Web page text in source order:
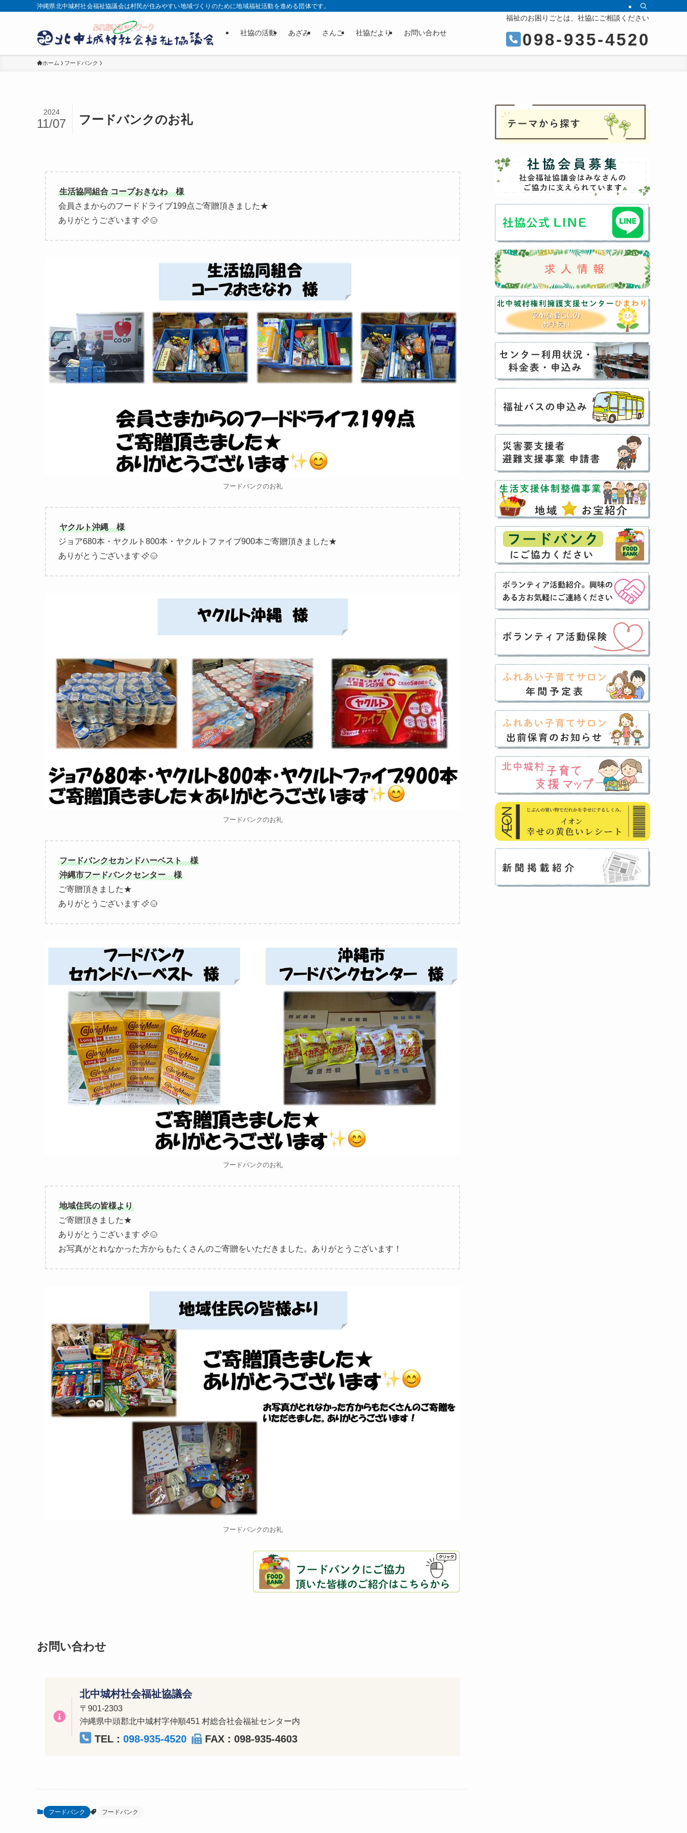
沖縄県北中城村社会福祉協議会は村民が住みやすい地域づくりのために地域福祉活動を進める団体です。
社協の活動 あざみ さんご 社協だより お問い合わせ
福祉のお困りごとは、社協にご相談ください
098-935-4520
ホーム フードバンク
フードバンクのお礼
2024
11/07
生活協同組合 コープおきなわ 様
会員さまからのフードドライブ199点ご寄贈頂きました★
ありがとうございます
フードバンクのお礼
ヤクルト沖縄 様
ジョア680本・ヤクルト800本・ヤクルトファイブ900本ご寄贈頂きました★
ありがとうございます
フードバンクのお礼
フードバンクセカンドハーベスト 様
沖縄市フードバンクセンター 様
ご寄贈頂きました★
ありがとうございます
フードバンクのお礼
地域住民の皆様より
ご寄贈頂きました★
ありがとうございます
お写真がとれなかった方からもたくさんのご寄贈をいただきました。ありがとうございます！
フードバンクのお礼
お問い合わせ
北中城村社会福祉協議会
〒901-2303
沖縄県中頭郡北中城村字仲順451 村総合社会福祉センター内
TEL : 098-935-4520 FAX : 098-935-4603
フードバンク フードバンク